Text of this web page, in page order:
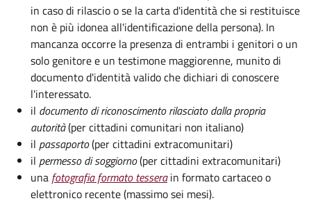
in caso di rilascio o se la carta d'identità che si restituisce
non è più idonea all'identificazione della persona). In
mancanza occorre la presenza di entrambi i genitori o un
solo genitore e un testimone maggiorenne, munito di
documento d'identità valido che dichiari di conoscere
l'interessato.
il documento di riconoscimento rilasciato dalla propria
autorità(per cittadini comunitari non italiano)
il passaporto(per cittadini extracomunitari)
il permesso di soggiorno(per cittadini extracomunitari)
una fotografia formato tessera in formato cartaceo o
elettronico recente (massimo sei mesi).